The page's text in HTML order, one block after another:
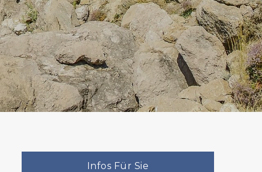
Infos Für Sie